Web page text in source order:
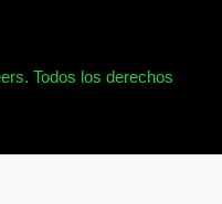
Todos los derechos